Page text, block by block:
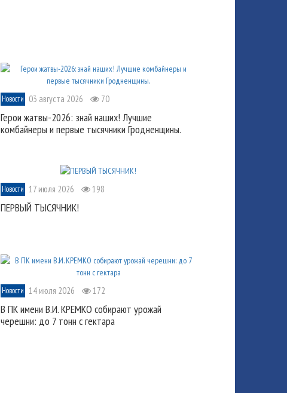
Новости 03 августа 2026 70
Герои жатвы-2026: знай наших! Лучшие
комбайнеры и первые тысячники Гродненщины.
Новости 17 июля 2026 198
ПЕРВЫЙ ТЫСЯЧНИК!
Новости 14 июля 2026 172
В ПК имени В.И. КРЕМКО собирают урожай
черешни: до 7 тонн с гектара